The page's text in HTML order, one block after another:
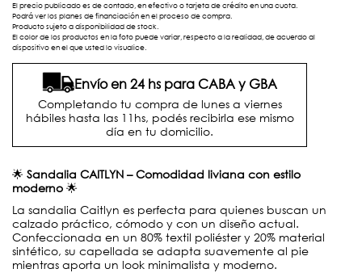
El precio publicado es de contado, en efectivo o tarjeta de crédito en una cuota.
Podrá ver los planes de financiación en el proceso de compra.
Producto sujeto a disponibilidad de stock.
El color de los productos en la foto puede variar, respecto a la realidad, de acuerdo al
dispositivo en el que usted lo visualice.
Envío en 24 hs para CABA y GBA
Completando tu compra de lunes a viernes
hábiles hasta las 11hs, podés recibirla ese mismo
día en tu domicilio.
🌟 Sandalia CAITLYN – Comodidad liviana con estilo
moderno 🌟
La sandalia Caitlyn es perfecta para quienes buscan un
calzado práctico, cómodo y con un diseño actual.
Confeccionada en un 80% textil poliéster y 20% material
sintético, su capellada se adapta suavemente al pie
mientras aporta un look minimalista y moderno.